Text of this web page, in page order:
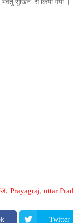
भवंतु सुखिन: से किया गया ।
Prayagraj uttar
Twitter